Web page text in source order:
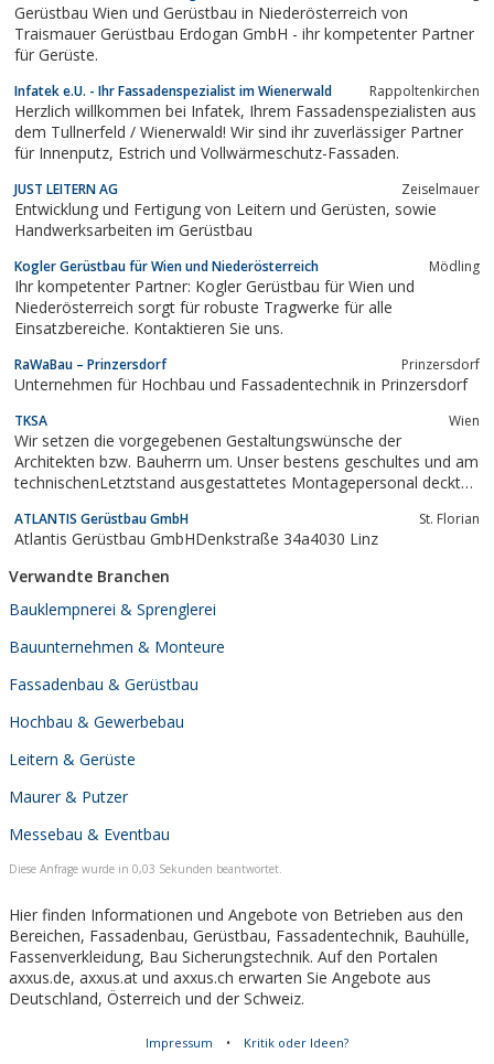
Gerüstbau Wien und Gerüstbau in Niederösterreich von
Traismauer Gerüstbau Erdogan GmbH - ihr kompetenter Partner
für Gerüste.
Infatek e.U. - Ihr Fassadenspezialist im Wienerwald Rappoltenkirchen
Herzlich willkommen bei Infatek, Ihrem Fassadenspezialisten aus
dem Tullnerfeld / Wienerwald! Wir sind ihr zuverlässiger Partner
für Innenputz, Estrich und Vollwärmeschutz-Fassaden.
JUST LEITERN AG Zeiselmauer
Entwicklung und Fertigung von Leitern und Gerüsten, sowie
Handwerksarbeiten im Gerüstbau
Kogler Gerüstbau für Wien und Niederösterreich Mödling
Ihr kompetenter Partner: Kogler Gerüstbau für Wien und
Niederösterreich sorgt für robuste Tragwerke für alle
Einsatzbereiche. Kontaktieren Sie uns.
RaWaBau – Prinzersdorf Prinzersdorf
Unternehmen für Hochbau und Fassadentechnik in Prinzersdorf
TKSA Wien
Wir setzen die vorgegebenen Gestaltungswünsche der
Architekten bzw. Bauherrn um. Unser bestens geschultes und am
technischenLetztstand ausgestattetes Montagepersonal deckt
ATLANTIS Gerüstbau GmbH St. Florian
Atlantis Gerüstbau GmbHDenkstraße 34a4030 Linz
Verwandte Branchen
Bauklempnerei & Sprenglerei
Bauunternehmen & Monteure
Fassadenbau & Gerüstbau
Hochbau & Gewerbebau
Leitern & Gerüste
Maurer & Putzer
Messebau & Eventbau
Diese Anfrage wurde in 0,03 Sekunden beantwortet.
Hier finden Informationen und Angebote von Betrieben aus den
Bereichen, Fassadenbau, Gerüstbau, Fassadentechnik, Bauhülle,
Fassenverkleidung, Bau Sicherungstechnik. Auf den Portalen
axxus.de, axxus.at und axxus.ch erwarten Sie Angebote aus
Deutschland, Österreich und der Schweiz.
Impressum • Kritik oder Ideen?